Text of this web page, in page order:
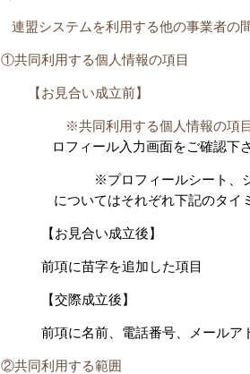
連盟システムを利用する他の事業者の
①共同利用する個人情報の項目
【お見合い成立前】
※共同利用する個人情報の項
ロフィール入力画面をご確認下
※プロフィールシート、シス
についてはそれぞれ下記のタイ
【お見合い成立後】
前項に苗字を追加した項目
【交際成立後】
前項に名前、電話番号、メールアド
②共同利用する範囲